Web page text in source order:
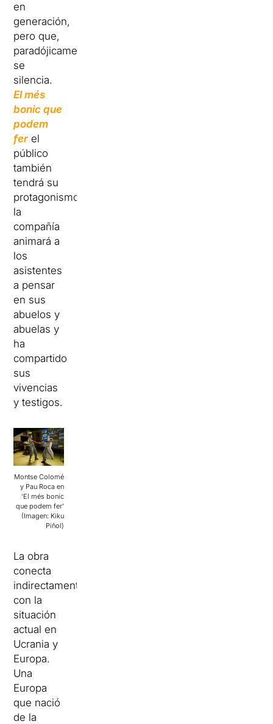
en
generación,
pero que,
paradójicamente,
se
silencia.
El més
bonic que
podem
fer el
público
también
tendrá su
protagonismo:
la
compañía
animará a
los
asistentes
a pensar
en sus
abuelos y
abuelas y
ha
compartido
sus
vivencias
y testigos.
Montse Colomé
y Pau Roca en
‘El més bonic
que podem fer’
(Imagen: Kiku
Piñol)
La obra
conecta
indirectamente
con la
situación
actual en
Ucrania y
Europa.
Una
Europa
que nació
de la